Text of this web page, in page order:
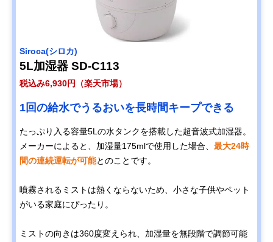
Siroca(シロカ)
5L加湿器 SD-C113
税込み6,930円（楽天市場）
1回の給水でうるおいを長時間キープできる
たっぷり入る容量5Lの水タンクを搭載した超音波式加湿器。
メーカーによると、加湿量175mlで使用した場合、 最大24時
間の連続運転が可能とのことです。
噴霧されるミストは熱くならないため、小さな子供やペット
がいる家庭にぴったり。
ミストの向きは360度変えられ、加湿量を無段階で調節可能